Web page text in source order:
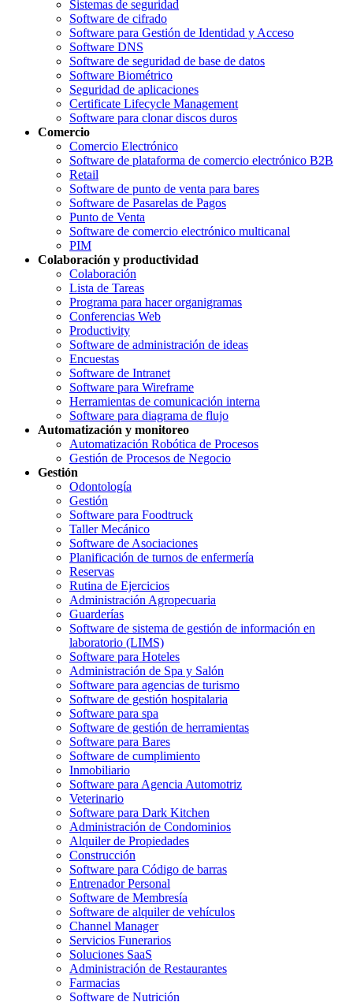
Sistemas de seguridad
Software de cifrado
Software para Gestión de Identidad y Acceso
Software DNS
Software de seguridad de base de datos
Software Biométrico
Seguridad de aplicaciones
Certificate Lifecycle Management
Software para clonar discos duros
Comercio
Comercio Electrónico
Software de plataforma de comercio electrónico B2B
Retail
Software de punto de venta para bares
Software de Pasarelas de Pagos
Punto de Venta
Software de comercio electrónico multicanal
PIM
Colaboración y productividad
Colaboración
Lista de Tareas
Programa para hacer organigramas
Conferencias Web
Productivity
Software de administración de ideas
Encuestas
Software de Intranet
Software para Wireframe
Herramientas de comunicación interna
Software para diagrama de flujo
Automatización y monitoreo
Automatización Robótica de Procesos
Gestión de Procesos de Negocio
Gestión
Odontología
Gestión
Software para Foodtruck
Taller Mecánico
Software de Asociaciones
Planificación de turnos de enfermería
Reservas
Rutina de Ejercicios
Administración Agropecuaria
Guarderías
Software de sistema de gestión de información en
laboratorio (LIMS)
Software para Hoteles
Administración de Spa y Salón
Software para agencias de turismo
Software de gestión hospitalaria
Software para spa
Software de gestión de herramientas
Software para Bares
Software de cumplimiento
Inmobiliario
Software para Agencia Automotriz
Veterinario
Software para Dark Kitchen
Administración de Condominios
Alquiler de Propiedades
Construcción
Software para Código de barras
Entrenador Personal
Software de Membresía
Software de alquiler de vehículos
Channel Manager
Servicios Funerarios
Soluciones SaaS
Administración de Restaurantes
Farmacias
Software de Nutrición